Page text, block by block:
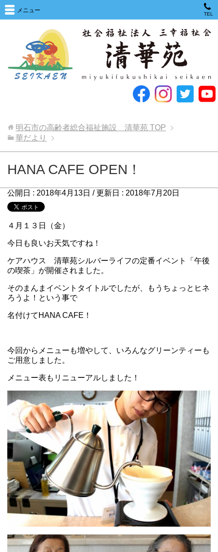
メニュー
TEL
明石市の高齢者総合福祉施設 清華苑 TOP
華だより
HANA CAFE OPEN！
公開日 : 2018年4月13日 / 更新日 : 2018年7月20日
４月１３日（金）
今日も良いお天気ですね！
ケアハウス 清華苑シルバーライフの定番イベント「午後
の喫茶」が開催されました。
そのまんまイベントタイトルでしたが、もうちょっとヒネ
ろうよ！という事で
名付けてHANA CAFE！
今回からメニューも増やして、いろんなグリーンティーも
ご用意しました。
メニュー表もリニューアルしました！